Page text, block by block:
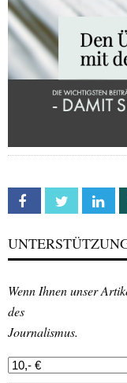
Facebook Twitter
Wenn Ihnen unser
des
Journalismus.